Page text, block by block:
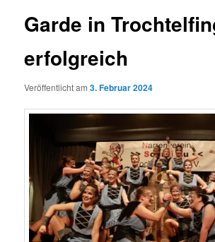
Garde in
erfolgreich
Veröffentlicht am3. Februar 2024